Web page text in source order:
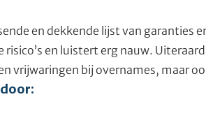
en dekkende lijst van garanties
en luistert erg nauw.
vrijwaringen bij overnames, maar